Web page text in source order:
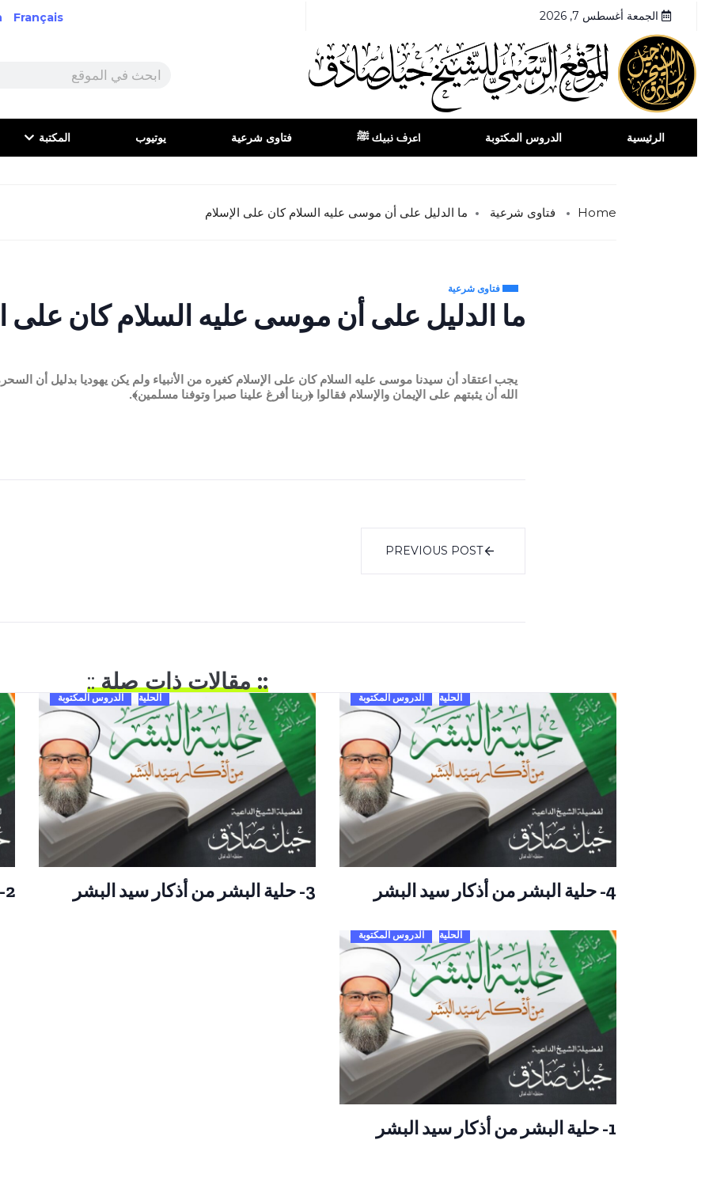
الجمعة أغسطس 7, 2026 Français
الرئيسية الدروس المكتوبة اعرف نبيك ﷺ فتاوى شرعية يوتيوب المكتبة
Home فتاوى شرعية ما الدليل على أن موسى عليه السلام كان على الإسلام
فتاوى شرعية
ما الدليل على أن موسى عليه السلام كان على
يجب اعتقاد أن سيدنا موسى عليه السلام كان على الإسلام كغيره من الأنبياء ولم يكن يهوديا بدليل أن
الله أن يثبتهم على الإيمان والإسلام فقالوا ﴿ربنا أفرغ علينا صبرا وتوفنا مسلمين﴾.
PREVIOUS POST
:: مقالات ذات صلة::
الحلية الدروس المكتوبة
4- حلية البشر من أذكار سيد البشر
الحلية الدروس المكتوبة
3- حلية البشر من أذكار سيد البشر 2- حلية البشر من أذكار سيد البشر
الحلية الدروس المكتوبة
1- حلية البشر من أذكار سيد البشر